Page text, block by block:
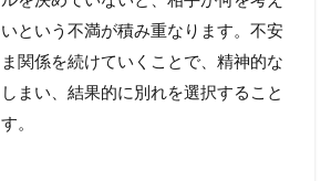
という不満が積み重なります。不安
関係を続けていくことで、精神的な
まい、結果的に別れを選択すること
。